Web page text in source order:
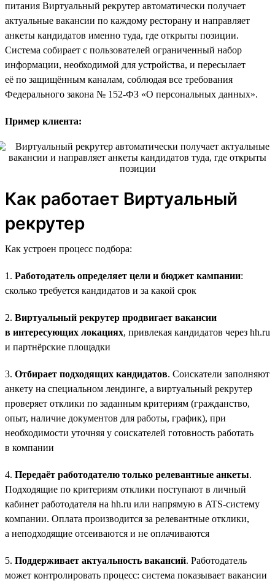
питания Виртуальный рекрутер автоматически получает
актуальные вакансии по каждому ресторану и направляет
анкеты кандидатов именно туда, где открыты позиции.
Система собирает с пользователей ограниченный набор
информации, необходимой для устройства, и пересылает
её по защищённым каналам, соблюдая все требования
Федерального закона № 152-ФЗ «О персональных данных».
Пример клиента:
Как работает Виртуальный
рекрутер
Как устроен процесс подбора:
1. Работодатель определяет цели и бюджет кампании:
сколько требуется кандидатов и за какой срок
2. Виртуальный рекрутер продвигает вакансии
в интересующих локациях, привлекая кандидатов через hh.ru
и партнёрские площадки
3. Отбирает подходящих кандидатов. Соискатели заполняют
анкету на специальном лендинге, а виртуальный рекрутер
проверяет отклики по заданным критериям (гражданство,
опыт, наличие документов для работы, график), при
необходимости уточняя у соискателей готовность работать
в компании
4. Передаёт работодателю только релевантные анкеты.
Подходящие по критериям отклики поступают в личный
кабинет работодателя на hh.ru или напрямую в ATS-систему
компании. Оплата производится за релевантные отклики,
а неподходящие отсеиваются и не оплачиваются
5. Поддерживает актуальность вакансий. Работодатель
может контролировать процесс: система показывает вакансии